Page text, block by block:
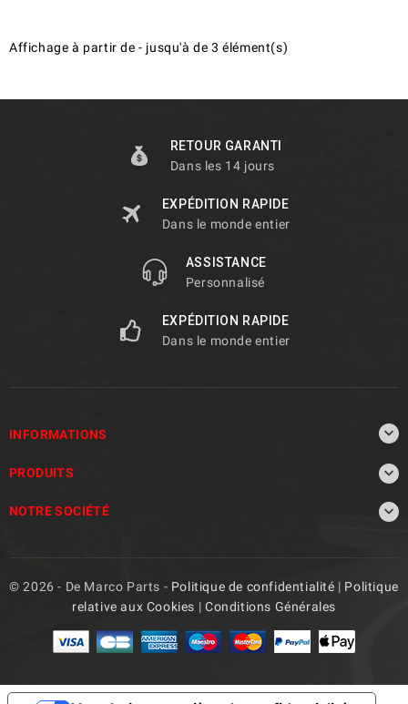
Affichage à partir de- jusqu'àde3élément(s)
RETOUR GARANTI
Dans les 14 jours
EXPÉDITION RAPIDE
Dans le monde entier
ASSISTANCE
Personnalisé
EXPÉDITION RAPIDE
Dans le monde entier
INFORMATIONS 
PRODUITS 
NOTRE SOCIÉTÉ 
© 2026 - De Marco Parts - Politique de confidentialité | Politique
relative aux Cookies | Conditions Générales